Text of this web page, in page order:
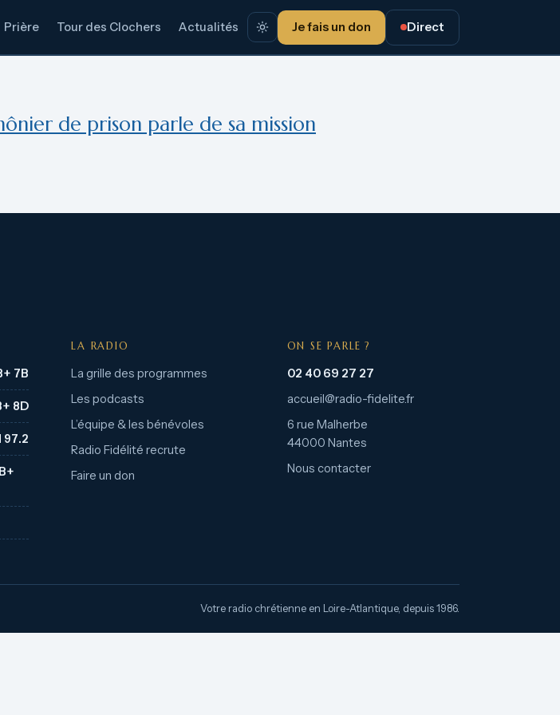
Prière Tour des Clochers Actualités Je fais un don Direct
de prison parle de sa mission
7B
8D
97.2
LA RADIO
La grille des programmes
Les podcasts
L’équipe & les bénévoles
Radio Fidélité recrute
Faire un don
ON SE PARLE ?
02 40 69 27 27
accueil@radio-fidelite.fr
6 rue Malherbe
44000 Nantes
Nous contacter
Votre radio chrétienne en Loire-Atlantique, depuis 1986.